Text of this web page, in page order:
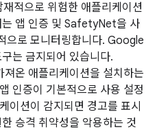
적으로 위험한 애플리케이션
는 앱 인증 및 SafetyNet을 사
으로 모니터링합니다. Google
는 금지되어 있습니다.
온 애플리케이션을 설치하는
인증이 기본적으로 사용 설정
이션이 감지되면 경고를 표시
승격 취약성을 악용하는 것